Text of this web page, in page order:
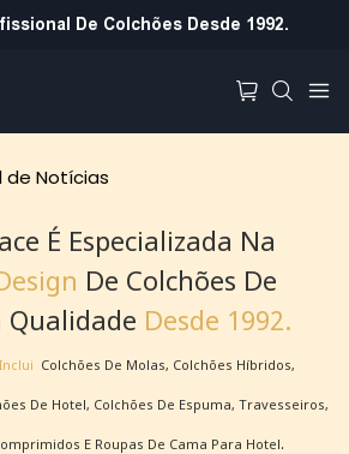
De Colchões Desde 1992.
de Notícias
É Especializada Na
De Colchões De
Qualidade Desde 1992.
Colchões De Molas, Colchões Híbridos,
De Hotel, Colchões De Espuma, Travesseiros,
E Roupas De Cama Para Hotel.